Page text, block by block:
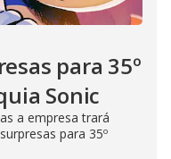
para 35º
Sonic
a empresa trará
para 35º